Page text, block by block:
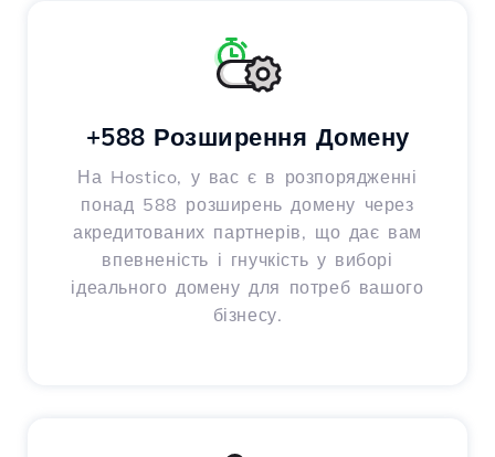
+588 Розширення Домену
На Hostico, у вас є в розпорядженні
понад 588 розширень домену через
акредитованих партнерів, що дає вам
впевненість і гнучкість у виборі
ідеального домену для потреб вашого
бізнесу.